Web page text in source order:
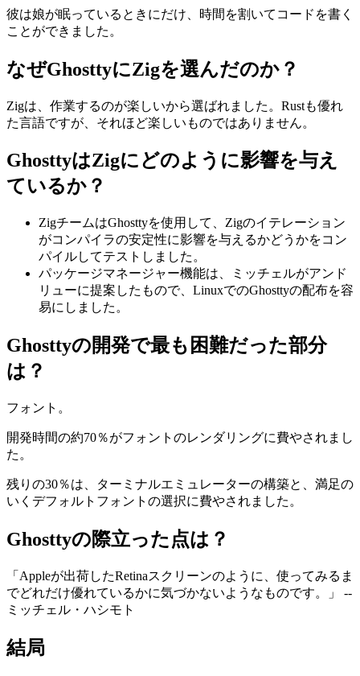
彼は娘が眠っているときにだけ、時間を割いてコードを書く
ことができました。
なぜGhosttyにZigを選んだのか？
Zigは、作業するのが楽しいから選ばれました。Rustも優れ
た言語ですが、それほど楽しいものではありません。
GhosttyはZigにどのように影響を与え
ているか？
ZigチームはGhosttyを使用して、Zigのイテレーション
がコンパイラの安定性に影響を与えるかどうかをコン
パイルしてテストしました。
パッケージマネージャー機能は、ミッチェルがアンド
リューに提案したもので、LinuxでのGhosttyの配布を容
易にしました。
Ghosttyの開発で最も困難だった部分
は？
フォント。
開発時間の約70％がフォントのレンダリングに費やされまし
た。
残りの30％は、ターミナルエミュレーターの構築と、満足の
いくデフォルトフォントの選択に費やされました。
Ghosttyの際立った点は？
「Appleが出荷したRetinaスクリーンのように、使ってみるま
でどれだけ優れているかに気づかないようなものです。」 --
ミッチェル・ハシモト
結局